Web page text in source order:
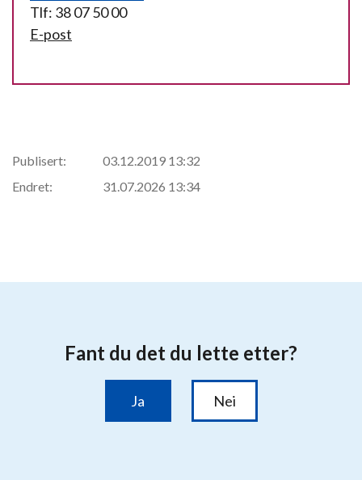
Tlf: 38 07 50 00
E-post
Publisert:
03.12.2019 13:32
Endret:
31.07.2026 13:34